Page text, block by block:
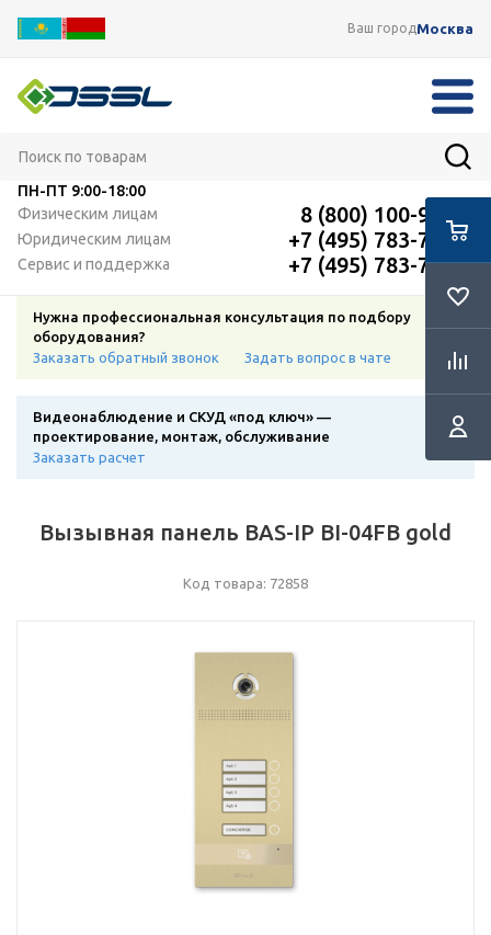
Ваш городМосква
ПН-ПТ 9:00-18:00
Физическим лицам
8 (800) 100-91-12
Юридическим лицам +7 (495) 783-72-87
Сервис и поддержка +7 (495) 783-72-87
Нужна профессиональная консультация по подбору
оборудования?
Заказать обратный звонок
Задать вопрос в чате
Видеонаблюдение и СКУД «под ключ» —
проектирование, монтаж, обслуживание
Заказать расчет
Вызывная панель BAS-IP BI-04FB gold
Код товара: 72858